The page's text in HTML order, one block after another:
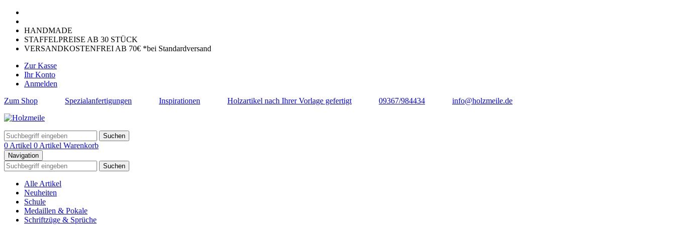
HANDMADE
STAFFELPREISE AB 30 STÜCK
VERSANDKOSTENFREI AB 70€ *bei Standardversand
Zur Kasse
Ihr Konto
Anmelden
Zum Shop
Spezialanfertigungen Inspirationen Holzartikel nach Ihrer Vorlage gefertigt 09367/984434 info@holzmeile.de
Suchen
0 Artikel 0 Artikel Warenkorb
Navigation
Suchen
Alle Artikel
Neuheiten
Schule
Medaillen & Pokale
Schriftzüge & Sprüche